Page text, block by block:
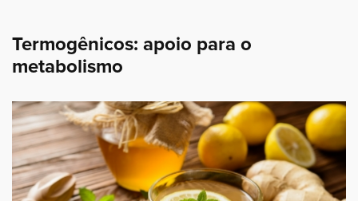
Termogênicos: apoio para o
metabolismo